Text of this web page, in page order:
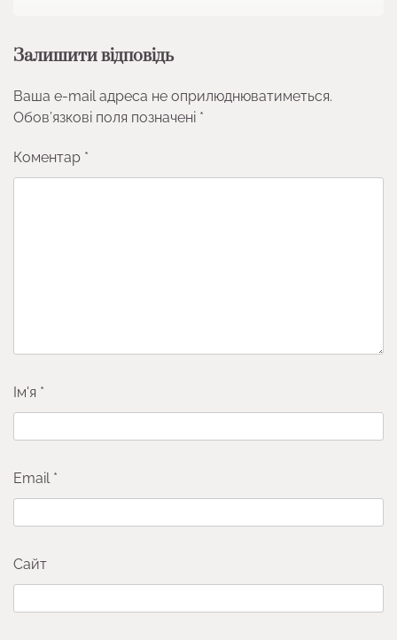
Залишити відповідь
Ваша e-mail адреса не оприлюднюватиметься.
Обов’язкові поля позначені *
Коментар *
Ім'я *
Email *
Сайт